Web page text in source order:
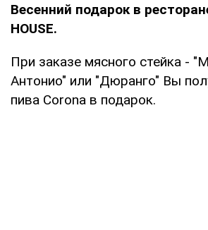
Весенний подарок в
HOUSE.
При заказе мясного стейка -
Антонио" или "Дюранго" Вы
пива Corona в подарок.